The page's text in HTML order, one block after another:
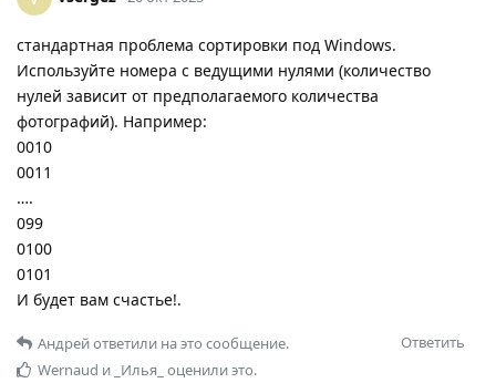
стандартная проблема сортировки под Windows.
Используйте номера с ведущими нулями (количество
нулей зависит от предполагаемого количества
фотографий). Например:
0010
0011
….
099
0100
0101
И будет вам счастье!.
Ответить
Андрейответили на это сообщение.
Wernaud и _Илья_ оценили это.